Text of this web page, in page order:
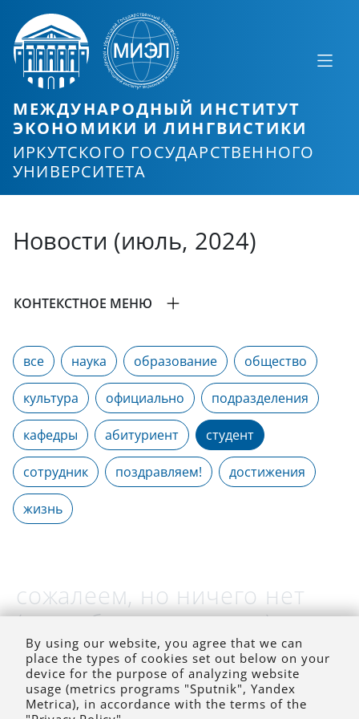
МЕЖДУНАРОДНЫЙ ИНСТИТУТ
ЭКОНОМИКИ И ЛИНГВИСТИКИ
ИРКУТСКОГО ГОСУДАРСТВЕННОГО
УНИВЕРСИТЕТА
Новости (июль, 2024)
КОНТЕКСТНОЕ МЕНЮ
все наука образование общество
культура официально подразделения
кафедры абитуриент студент
сотрудник поздравляем! достижения
жизнь
сожалеем, но ничего нет
(на выбранное время)
By using our website, you agree that we can
place the types of cookies set out below on your
device for the purpose of analyzing website
usage (metrics programs "Sputnik", Yandex
Metrica), in accordance with the terms of the